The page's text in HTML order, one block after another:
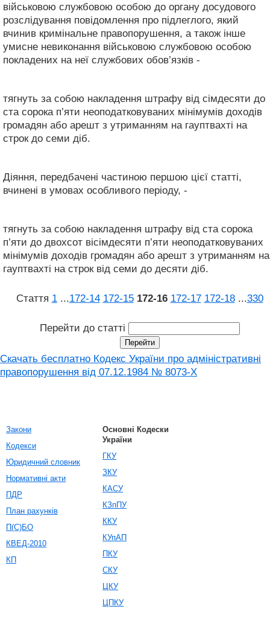
військовою службовою особою до органу досудового
розслідування повідомлення про підлеглого, який
вчинив кримінальне правопорушення, а також інше
умисне невиконання військовою службовою особою
покладених на неї службових обов’язків -
тягнуть за собою накладення штрафу від сімдесяти до
ста сорока п’яти неоподатковуваних мінімумів доходів
громадян або арешт з утриманням на гауптвахті на
строк до семи діб.
Діяння, передбачені частиною першою цієї статті,
вчинені в умовах особливого періоду, -
тягнуть за собою накладення штрафу від ста сорока
п’яти до двохсот вісімдесяти п’яти неоподатковуваних
мінімумів доходів громадян або арешт з утриманням на
гауптвахті на строк від семи до десяти діб.
Стаття 1 ...172‑14 172‑15 172‑16 172‑17 172‑18 ...330
Перейти до статті
Скачать бесплатно Кодекс України про адміністративні
правопорушення вiд 07.12.1984 № 8073-X
Закони
Кодекси
Юридичний словник
Нормативні акти
ПДР
План рахунків
П(С)БО
КВЕД-2010
КП
Основні Кодески
України
ГКУ
ЗКУ
КАСУ
КЗпПУ
ККУ
КУпАП
ПКУ
СКУ
ЦКУ
ЦПКУ